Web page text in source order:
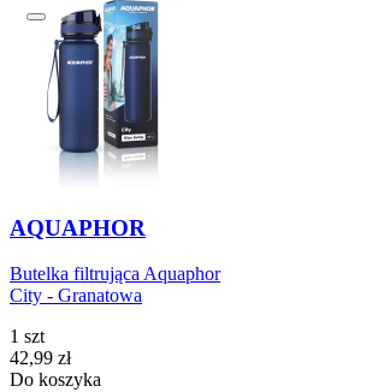
AQUAPHOR
Butelka filtrująca Aquaphor
City - Granatowa
1 szt
Cena
42,99 zł
Do koszyka